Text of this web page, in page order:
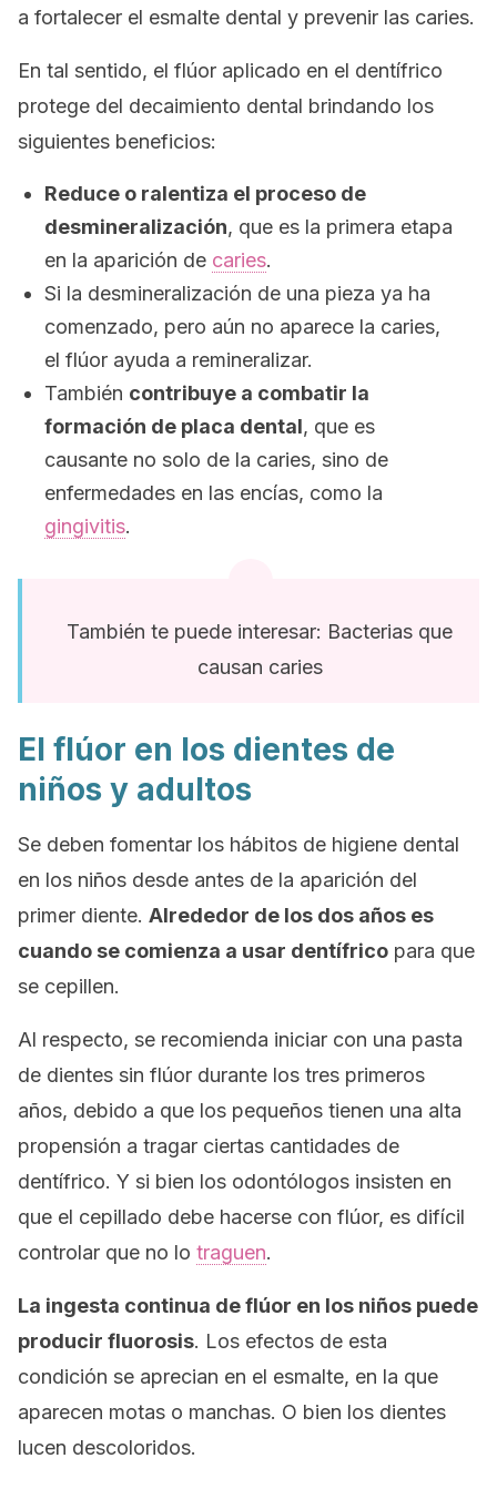
a fortalecer el esmalte dental y prevenir las caries.
En tal sentido, el flúor aplicado en el dentífrico
protege del decaimiento dental brindando los
siguientes beneficios:
Reduce o ralentiza el proceso de
desmineralización, que es la primera etapa
en la aparición de caries.
Si la desmineralización de una pieza ya ha
comenzado, pero aún no aparece la caries,
el flúor ayuda a remineralizar.
También contribuye a combatir la
formación de placa dental, que es
causante no solo de la caries, sino de
enfermedades en las encías, como la
gingivitis.
También te puede interesar: Bacterias que
causan caries
El flúor en los dientes de
niños y adultos
Se deben fomentar los hábitos de higiene dental
en los niños desde antes de la aparición del
primer diente. Alrededor de los dos años es
cuando se comienza a usar dentífrico para que
se cepillen.
Al respecto, se recomienda iniciar con una pasta
de dientes sin flúor durante los tres primeros
años, debido a que los pequeños tienen una alta
propensión a tragar ciertas cantidades de
dentífrico. Y si bien los odontólogos insisten en
que el cepillado debe hacerse con flúor, es difícil
controlar que no lo traguen.
La ingesta continua de flúor en los niños puede
producir fluorosis. Los efectos de esta
condición se aprecian en el esmalte, en la que
aparecen motas o manchas. O bien los dientes
lucen descoloridos.